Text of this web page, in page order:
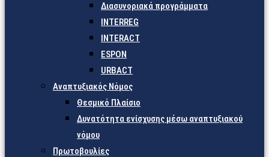
Διασυνοριακά προγράμματα
INTERREG
INTERACT
ESPON
URBACT
Αναπτυξιακός Νόμος
Θεσμικό Πλαίσιο
Δυνατότητα ενίσχυσης μέσω αναπτυξιακού
νόμου
Πρωτοβουλίες